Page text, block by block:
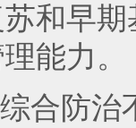
和早
能力。
综合防